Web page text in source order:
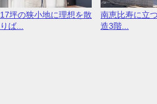
17坪の狭小地に理想を散
りば...
南恵比寿に立
造3階...